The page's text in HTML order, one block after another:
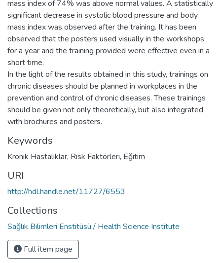
mass index of 74% was above normal values. A statistically
significant decrease in systolic blood pressure and body
mass index was observed after the training. It has been
observed that the posters used visually in the workshops
for a year and the training provided were effective even in a
short time.
In the light of the results obtained in this study, trainings on
chronic diseases should be planned in workplaces in the
prevention and control of chronic diseases. These trainings
should be given not only theoretically, but also integrated
with brochures and posters.
Keywords
Kronik Hastalıklar, Risk Faktörleri, Eğitim
URI
http://hdl.handle.net/11727/6553
Collections
Sağlık Bilimleri Enstitüsü / Health Science Institute
Full item page